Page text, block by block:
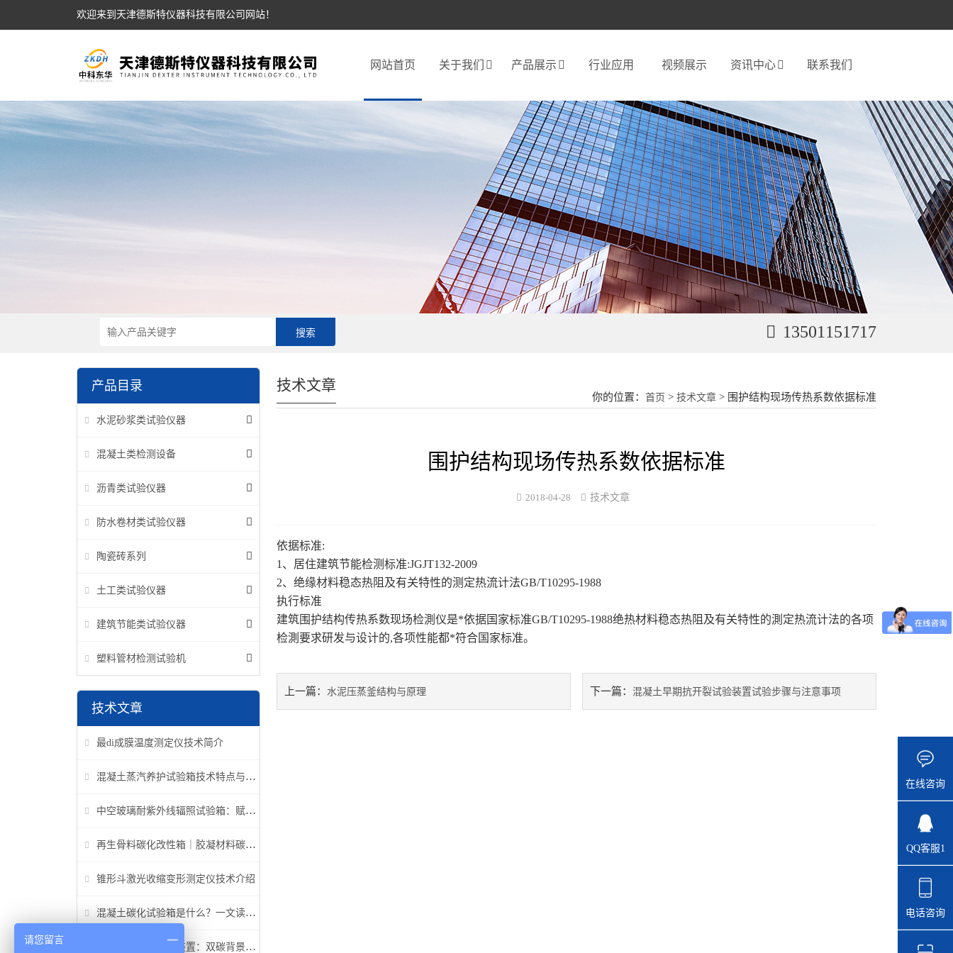
欢迎来到天津德斯特仪器科技有限公司网站！
网站首页 关于我们 产品展示 行业应用 视频展示 资讯中心 联系我们
13501151717
请您留言
产品目录
水泥砂浆类试验仪器
混凝土类检测设备
沥青类试验仪器
防水卷材类试验仪器
陶瓷砖系列
土工类试验仪器
建筑节能类试验仪器
塑料管材检测试验机
技术文章
最di成膜温度测定仪技术简介
混凝土蒸汽养护试验箱技术特点与应用解析
中空玻璃耐紫外线辐照试验箱：赋能建筑玻璃质量检测新标准
再生骨料碳化改性箱｜胶凝材料碳化机理研究专用设备
锥形斗激光收缩变形测定仪技术介绍
混凝土碳化试验箱是什么？一文读懂它的功能、原理与标准要求
高温高压碳化试验装置：双碳背景下胶凝材料研究核心装备
你的位置：首页 >技术文章 > 围护结构现场传热系数依据标准
技术文章
围护结构现场传热系数依据标准
2018-04-28 技术文章
依据标准:
1、居住建筑节能检测标准:JGJT132-2009
2、绝缘材料稳态热阻及有关特性的测定热流计法GB/T10295-1988
执行标准
建筑围护结构传热系数现场检測仪是*依据国家标准GB/T10295-1988绝热材料稳态热阻及有关特性的測定热流计法的各项
检測要求研发与设计的,各项性能都*符合国家标准。
上一篇： 水泥压蒸釜结构与原理 下一篇： 混凝土早期抗开裂试验装置试验步骤与注意事项
在线咨询
QQ客服1
电话咨询